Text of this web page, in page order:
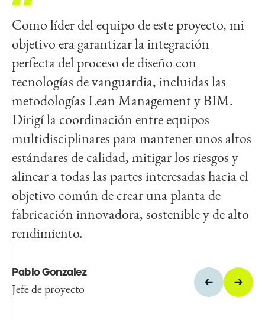
Como líder del equipo de este proyecto, mi
objetivo era garantizar la integración
perfecta del proceso de diseño con
tecnologías de vanguardia, incluidas las
metodologías Lean Management y BIM.
Dirigí la coordinación entre equipos
multidisciplinares para mantener unos altos
estándares de calidad, mitigar los riesgos y
alinear a todas las partes interesadas hacia el
objetivo común de crear una planta de
fabricación innovadora, sostenible y de alto
rendimiento.
Pablo Gonzalez
Jefe de proyecto
Este innovador proyecto, que hemos
desarrollado con la metodología BIM, nos
ha permitido reflejar nuestra experiencia en
proyectos industriales y nuestro
compromiso con el diseño de entornos
funcionales, eficientes, inclusivos y
sostenibles desde el punto de vista
medioambiental, que marcan una
diferencia positiva en la comunidad.
Maximo Muñoz
Energía y Ciudades Sostenibles,